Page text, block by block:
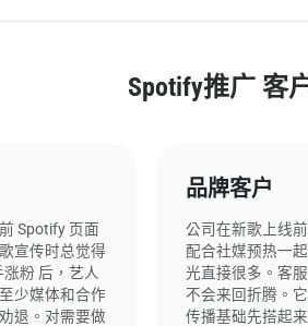
Spotify推广 客
Spotify 页面
宣传时总觉得
粉 后，艺人
少媒体和合作
退。对需要做
品牌客户
公司在新歌上线
配合社媒预热一
光直接很多。客
不会来回折腾。
传播基础先搭起